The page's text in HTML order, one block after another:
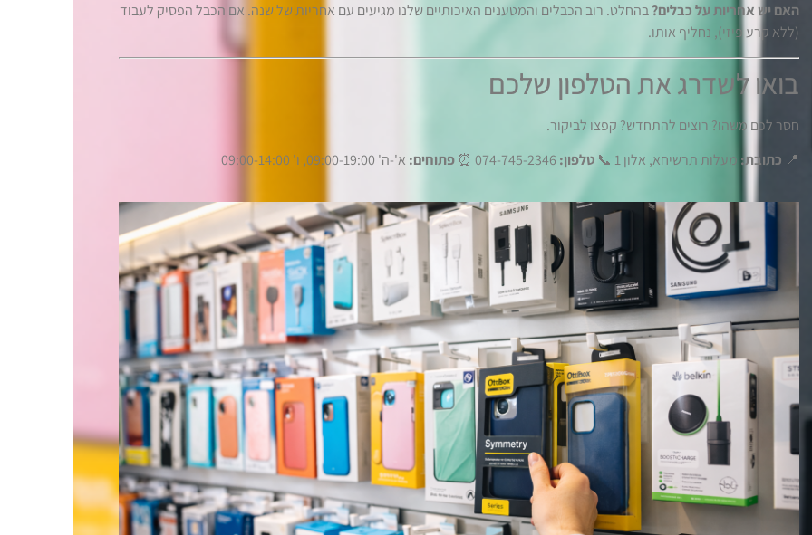
האם יש אחריות על כבלים?בהחלט. רוב הכבלים והמטענים האיכותיים שלנו מגיעים עם אחריות של שנה. אם הכבל הפסיק לעבוד
(ללא קרע פיזי), נחליף אותו.
בואו לשדרג את הטלפון שלכם
חסר לכם משהו? רוצים להתחדש? קפצו לביקור.
📍 כתובת: מעלות תרשיחא, אלון 1 📞 טלפון: פתוחים: א'-ה' 09:00-19:00, ו' 09:00-14:00